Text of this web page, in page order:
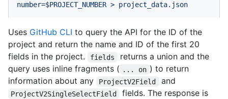
number=$PROJECT_NUMBER > project_data.json
Uses GitHub CLI to query the API for the ID of the
project and return the name and ID of the first 20
fields in the project.
fields
returns a union and the
query uses inline fragments ( ... on ) to return
information about any
ProjectV2Field and
ProjectV2SingleSelectField
fields. The response is